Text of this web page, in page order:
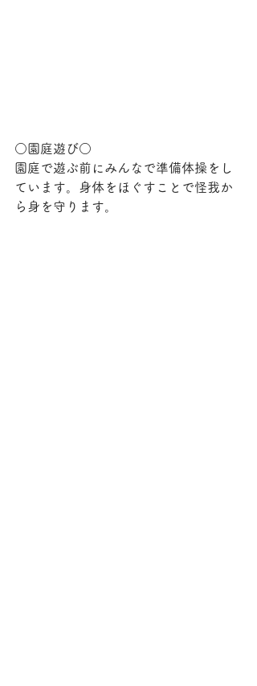
○園庭遊び○
園庭で遊ぶ前にみんなで準備体操をし
ています。身体をほぐすことで怪我か
ら身を守ります。